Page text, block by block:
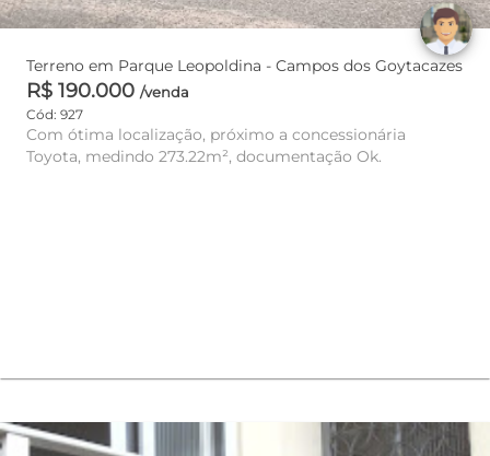
Terreno em Parque Leopoldina - Campos dos Goytacazes
R$ 190.000 /venda
Cód: 927
Com ótima localização, próximo a concessionária
Toyota, medindo 273.22m², documentação Ok.